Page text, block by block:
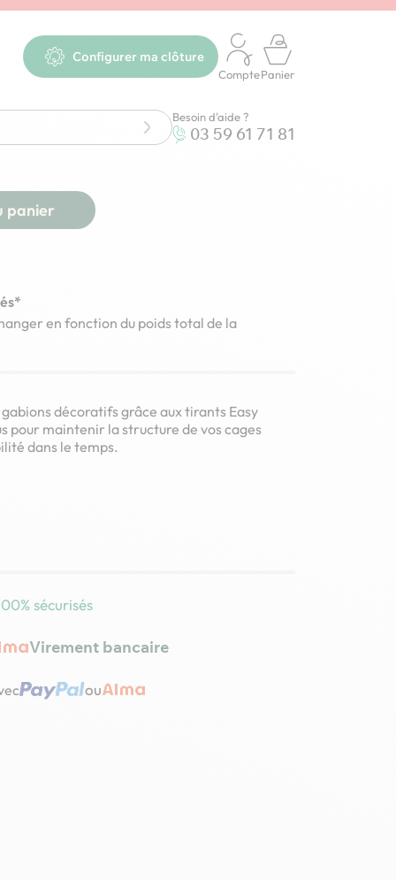
Besoin d'aide ?
03 59 61 71 81
Configurer ma clôture
ComptePanier
gabion décoratif
panier
en fonction du poids total de la
décoratifs grâce aux tirants Easy
pour maintenir la structure de vos cages
dans le temps.
sécurisés
Virement bancaire
ou